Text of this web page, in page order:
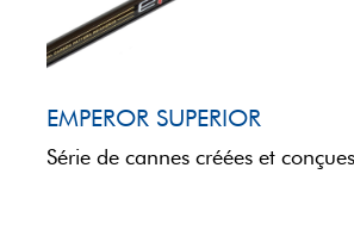
EMPEROR SUPERIOR